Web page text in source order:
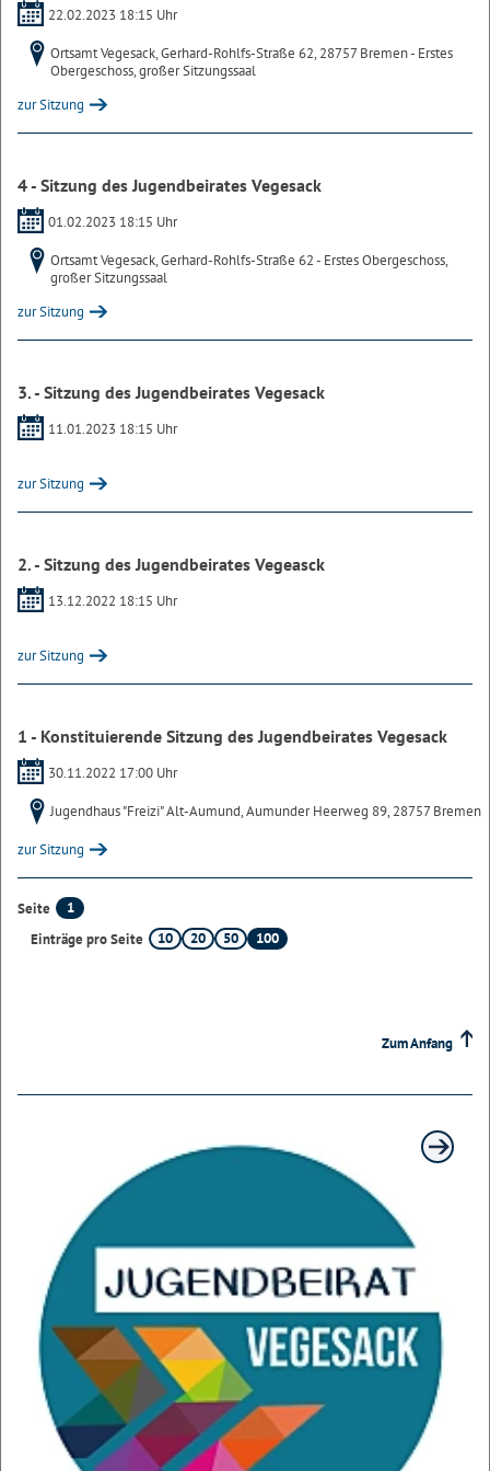
22.02.2023 18:15 Uhr
Ortsamt Vegesack, Gerhard-Rohlfs-Straße 62, 28757 Bremen - Erstes
Obergeschoss, großer Sitzungssaal
zur Sitzung
4 - Sitzung des Jugendbeirates Vegesack
01.02.2023 18:15 Uhr
Ortsamt Vegesack, Gerhard-Rohlfs-Straße 62 - Erstes Obergeschoss,
großer Sitzungssaal
zur Sitzung
3. - Sitzung des Jugendbeirates Vegesack
11.01.2023 18:15 Uhr
zur Sitzung
2. - Sitzung des Jugendbeirates Vegeasck
13.12.2022 18:15 Uhr
zur Sitzung
1 - Konstituierende Sitzung des Jugendbeirates Vegesack
30.11.2022 17:00 Uhr
Jugendhaus "Freizi" Alt-Aumund, Aumunder Heerweg 89, 28757 Bremen
zur Sitzung
Seite
1
Einträge pro Seite
10 20 50 100
Zum Anfang